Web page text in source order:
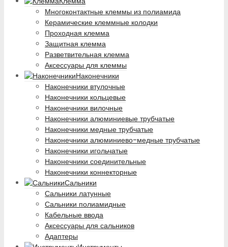
Многоконтактные клеммы из полиамида
Керамические клеммные колодки
Проходная клемма
Защитная клемма
Разветвительная клемма
Аксессуары для клеммы
Наконечники
Наконечники втулочные
Наконечники кольцевые
Наконечники вилочные
Наконечники алюминиевые трубчатые
Наконечники медные трубчатые
Наконечники алюминиево-медные трубчатые
Наконечники игольчатые
Наконечники соединительные
Наконечники коннекторные
Сальники
Сальники латунные
Сальники полиамидные
Кабельные ввода
Аксессуары для сальников
Адаптеры